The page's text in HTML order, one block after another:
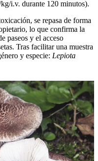
i.v. durante 120 minutos).
se repasa de forma
lo que confirma la
paseos y el acceso
Tras facilitar una muestra
y especie: Lepiota